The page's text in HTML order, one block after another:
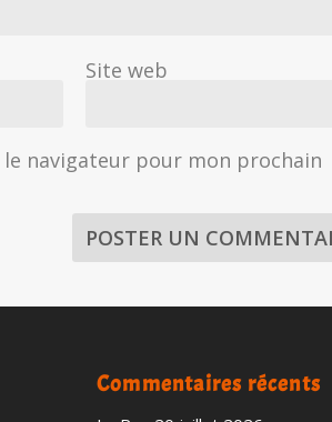
Site web
navigateur pour mon prochain
Commentaires récents